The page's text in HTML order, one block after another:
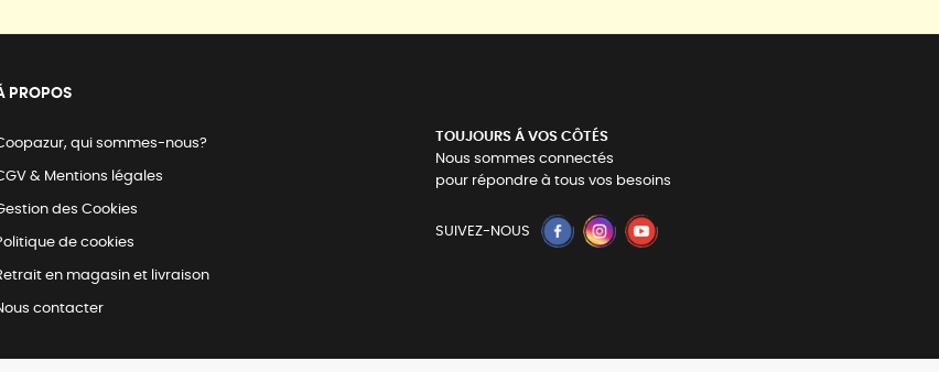
PROPOS
qui sommes-nous?
& Mentions légales
des Cookies
de cookies
en magasin et livraison
contacter
TOUJOURS Á VOS CÔTÉS
Nous sommes connectés
pour répondre à tous vos besoins
SUIVEZ-NOUS